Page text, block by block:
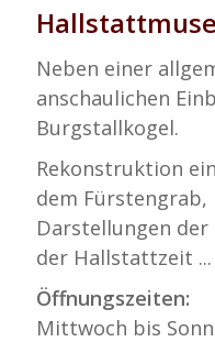
Neben einer
anschaulichen
Burgstallkogel.
Rekonstruktion
dem
Darstellungen der
der Hallstattzeit ...
Öffnungszeiten:
Mittwoch bis